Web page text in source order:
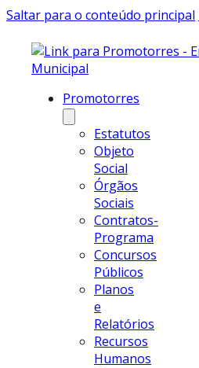
Saltar para o conteúdo principal
Promotorres
Estatutos
Objeto
Social
Órgãos
Sociais
Contratos-
Programa
Concursos
Públicos
Planos
e
Relatórios
Recursos
Humanos